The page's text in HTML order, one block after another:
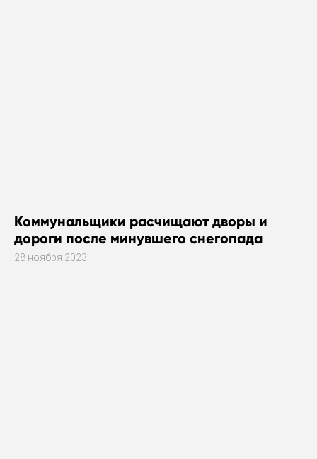
Коммунальщики расчищают дворы и
дороги после минувшего снегопада
28 ноября 2023